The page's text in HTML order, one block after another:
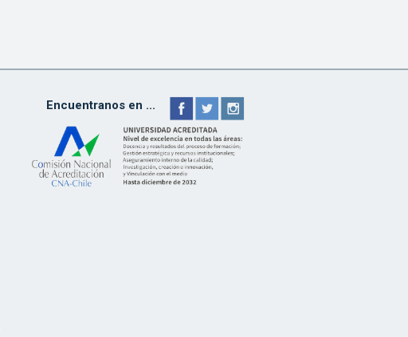
Encuentranos en ...